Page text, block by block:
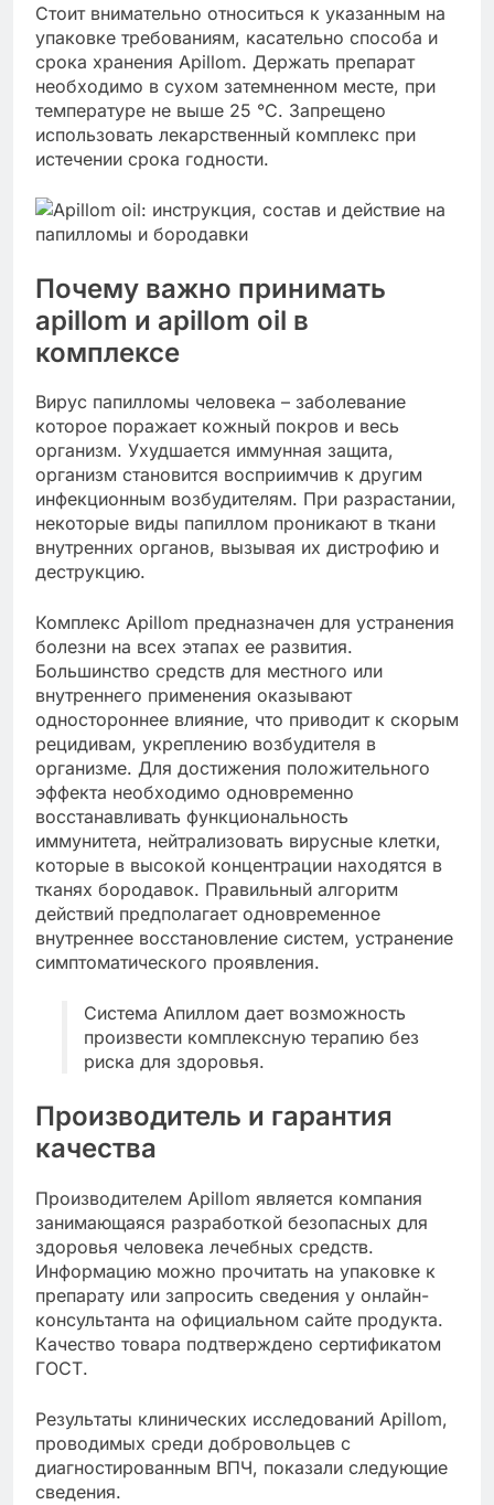
Стоит внимательно относиться к указанным на
упаковке требованиям, касательно способа и
срока хранения Apillom. Держать препарат
необходимо в сухом затемненном месте, при
температуре не выше 25 °С. Запрещено
использовать лекарственный комплекс при
истечении срока годности.
Почему важно принимать
apillom и apillom oil в
комплексе
Вирус папилломы человека – заболевание
которое поражает кожный покров и весь
организм. Ухудшается иммунная защита,
организм становится восприимчив к другим
инфекционным возбудителям. При разрастании,
некоторые виды папиллом проникают в ткани
внутренних органов, вызывая их дистрофию и
деструкцию.
Комплекс Apillom предназначен для устранения
болезни на всех этапах ее развития.
Большинство средств для местного или
внутреннего применения оказывают
одностороннее влияние, что приводит к скорым
рецидивам, укреплению возбудителя в
организме. Для достижения положительного
эффекта необходимо одновременно
восстанавливать функциональность
иммунитета, нейтрализовать вирусные клетки,
которые в высокой концентрации находятся в
тканях бородавок. Правильный алгоритм
действий предполагает одновременное
внутреннее восстановление систем, устранение
симптоматического проявления.
Система Апиллом дает возможность
произвести комплексную терапию без
риска для здоровья.
Производитель и гарантия
качества
Производителем Apillom является компания
занимающаяся разработкой безопасных для
здоровья человека лечебных средств.
Информацию можно прочитать на упаковке к
препарату или запросить сведения у онлайн-
консультанта на официальном сайте продукта.
Качество товара подтверждено сертификатом
ГОСТ.
Результаты клинических исследований Apillom,
проводимых среди добровольцев с
диагностированным ВПЧ, показали следующие
сведения.